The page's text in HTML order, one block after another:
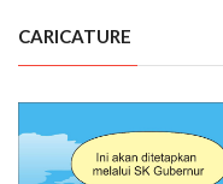
CARICATURE